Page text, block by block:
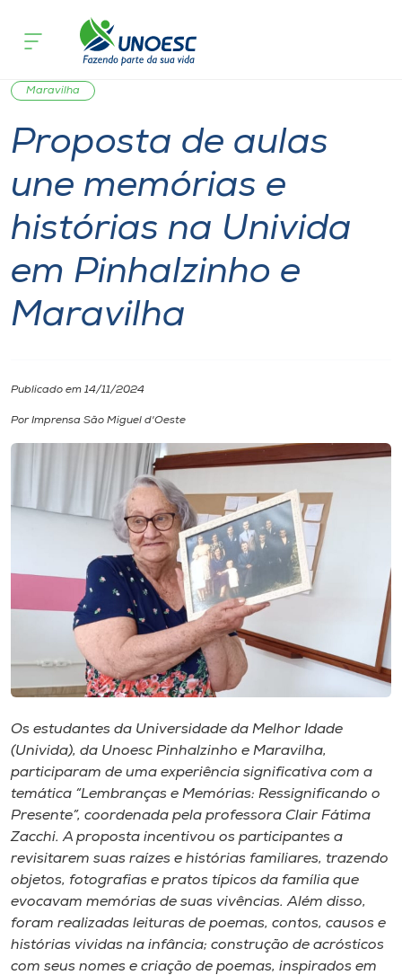
Cursos
Onde estamos
Pesquisa
Atendimento ao Estudante
Portal de Ensino
A
Internacionalização
I.nova
Diplomados
Biblioteca
Rádio
Museu
Unoesc
Store
Extensão
Maravilha
Proposta de aulas
une memórias e
histórias na Univida
em Pinhalzinho e
Maravilha
Publicado em 14/11/2024
Por Imprensa São Miguel d'Oeste
Os estudantes da Universidade da Melhor Idade
(Univida), da Unoesc Pinhalzinho e Maravilha,
participaram de uma experiência significativa com a
temática “Lembranças e Memórias: Ressignificando o
Presente”, coordenada pela professora Clair Fátima
Zacchi. A proposta incentivou os participantes a
revisitarem suas raízes e histórias familiares, trazendo
objetos, fotografias e pratos típicos da família que
evocavam memórias de suas vivências. Além disso,
foram realizadas leituras de poemas, contos, causos e
histórias vividas na infância; construção de acrósticos
com seus nomes e criação de poemas, inspirados em